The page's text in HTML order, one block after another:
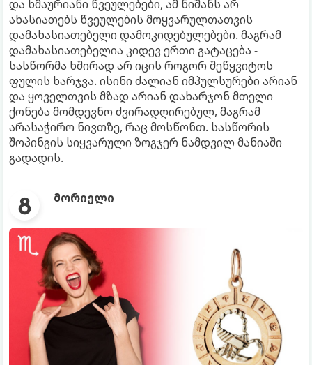
და ხმაურიანი წვეულებები, ამ ნიშანს არ
ახასიათებს წვეულების მოყვარულთათვის
დამახასიათებელი დამოკიდებულებები. მაგრამ
დამახასიათებელია კიდევ ერთი გატაცება -
სასწორმა ხშირად არ იცის როგორ შეწყვიტოს
ფულის ხარჯვა. ისინი ძალიან იმპულსურები არიან
და ყოველთვის მზად არიან დახარჯონ მთელი
ქონება მომდევნო ძვირადღირებულ, მაგრამ
არასაჭირო ნივთზე, რაც მოსწონთ. სასწორის
შოპინგის სიყვარული ზოგჯერ ნამდვილ მანიაში
გადადის.
მორიელი